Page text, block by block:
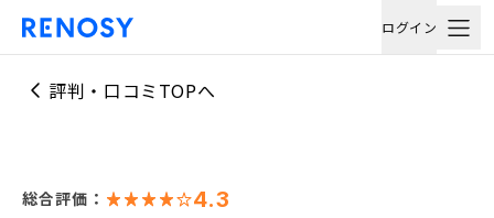
ログイン
評判・口コミTOPへ
総合評価： 4.3